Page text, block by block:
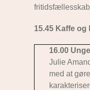
15.45 Kaffe og
16.00
Julie
med at